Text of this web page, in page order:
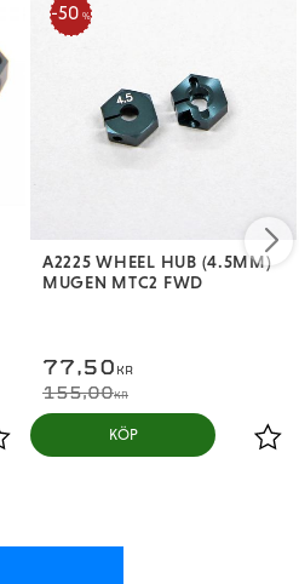
A2225 WHEEL HUB (4.5MM)
MUGEN MTC2 FWD
77,50 KR
155,00KR
50 %
KÖP